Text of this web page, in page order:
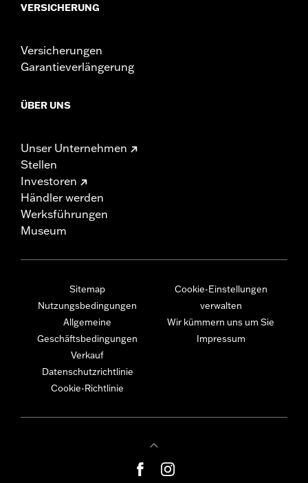
VERSICHERUNG
Versicherungen
Garantieverlängerung
ÜBER UNS
Unser Unternehmen
Stellen
Investoren
Händler werden
Werksführungen
Museum
Sitemap
Nutzungsbedingungen
Allgemeine
Geschäftsbedingungen
Verkauf
Datenschutzrichtlinie
Cookie-Richtlinie
Cookie-Einstellungen
verwalten
Wir kümmern uns um Sie
Impressum